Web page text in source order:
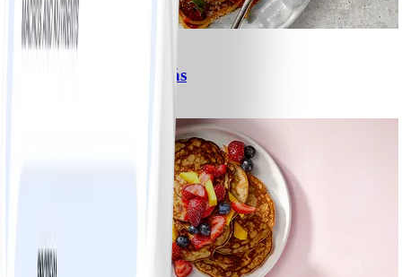
Spagetti med köttfärssås